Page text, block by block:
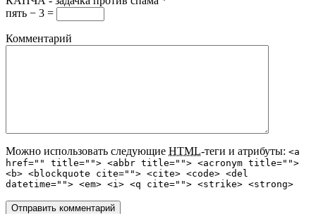
пять − 3 =
Комментарий
Можно использовать следующие HTML-теги и атрибуты: <a
href="" title=""> <abbr title=""> <acronym title="">
<b> <blockquote cite=""> <cite> <code> <del
datetime=""> <em> <i> <q cite=""> <strike> <strong>